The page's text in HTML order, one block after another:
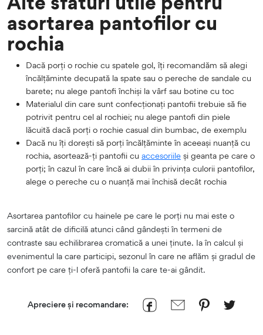
asortarea pantofilor cu
rochia
Dacă porți o rochie cu spatele gol, îți recomandăm să alegi
încălțăminte decupată la spate sau o pereche de sandale cu
barete; nu alege pantofi închiși la vârf sau botine cu toc
Materialul din care sunt confecționați pantofii trebuie să fie
potrivit pentru cel al rochiei; nu alege pantofi din piele
lăcuită dacă porți o rochie casual din bumbac, de exemplu
Dacă nu îți dorești să porți încălțăminte în aceeași nuanță cu
rochia, asortează-ți pantofii cu accesoriile și geanta pe care o
porți; în cazul în care încă ai dubii în privința culorii pantofilor,
alege o pereche cu o nuanță mai închisă decât rochia
Asortarea pantofilor cu hainele pe care le porți nu mai este o
sarcină atât de dificilă atunci când gândești în termeni de
contraste sau echilibrarea cromatică a unei ținute. Ia în calcul și
evenimentul la care participi, sezonul în care ne aflăm și gradul de
confort pe care ți-l oferă pantofii la care te-ai gândit.
Apreciere și recomandare: